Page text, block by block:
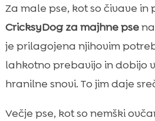
Za male pse, kot so čivave in
CricksyDog za majhne pse
je prilagojena njihovim
lahkotno prebavijo in dobijo
hranilne snovi. To jim daje
Večje pse, kot so nemški